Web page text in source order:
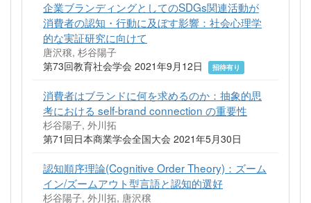
企業ブランディングとしてのSDGs関連活動が
消費者の認知・行動に及ぼす影響：社会心理学
的な実証研究に向けて
唐沢穣, 杉谷陽子
第73回教育社会学会 2021年9月12日
招待有り
消費者はブランドに何を求めるのか：抽象的思
考における self-brand connection の重要性
杉谷陽子, 外川拓
第71回日本商業学会全国大会 2021年5月30日
認知順序理論(Cognitive Order Theory)：ズーム
イン/ズームアウト型言語と認知的選好
杉谷陽子, 外川拓, 唐沢穣